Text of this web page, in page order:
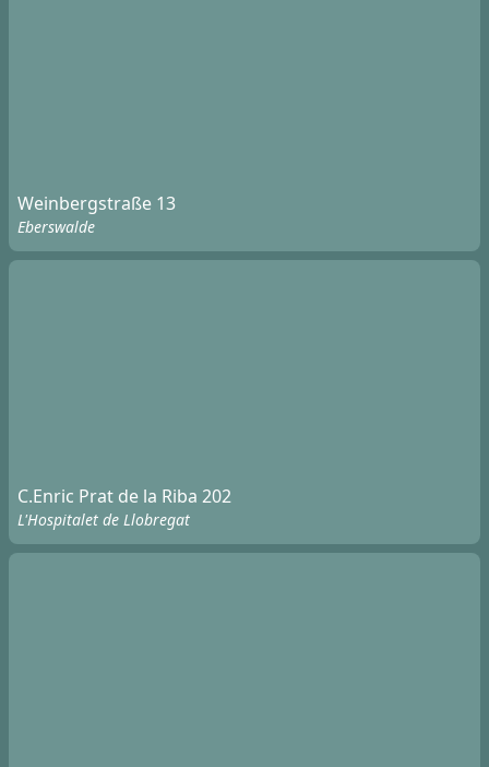
Weinbergstraße 13
Eberswalde
C.Enric Prat de la Riba 202
L'Hospitalet de Llobregat